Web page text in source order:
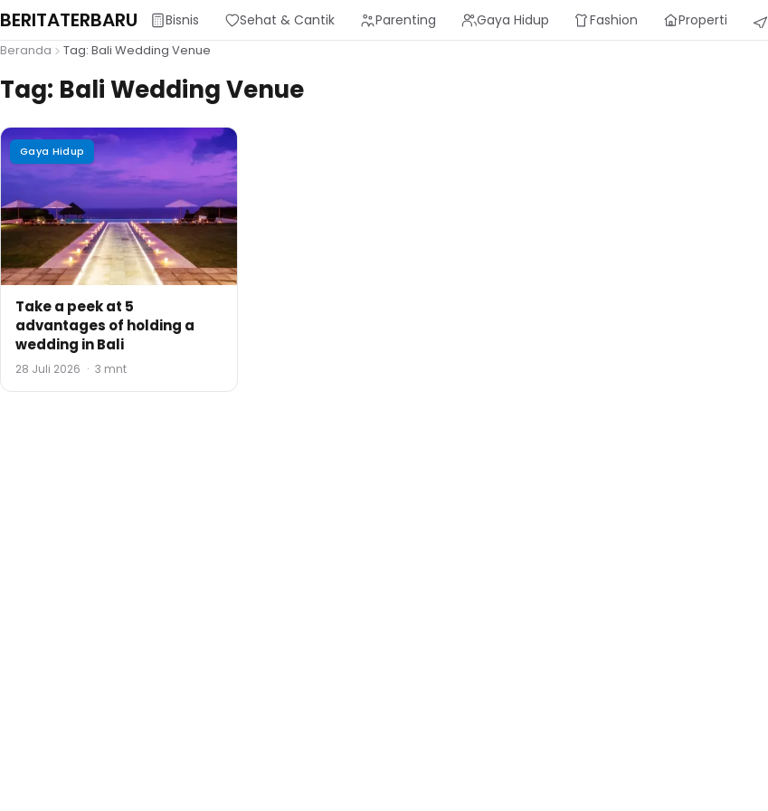
BERITATERBARU Bisnis Sehat & Cantik Parenting Gaya Hidup Fashion Properti
Beranda Tag: Bali Wedding Venue
Tag: Bali Wedding Venue
Gaya Hidup
Take a peek at 5
advantages of holding a
wedding in Bali
28 Juli 2026 · 3 mnt